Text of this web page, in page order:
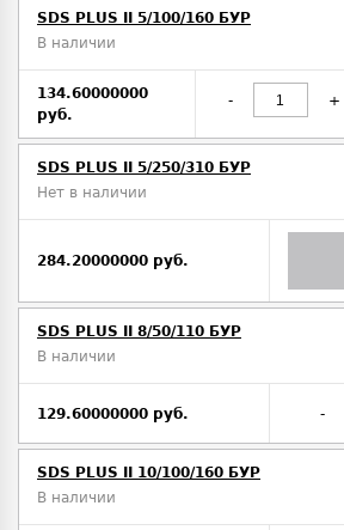
SDS PLUS II 5/100/160 БУР
В наличии
134.60000000
руб.
- +
SDS PLUS II 5/250/310 БУР
Нет в наличии
284.20000000 руб.
SDS PLUS II 8/50/110 БУР
В наличии
129.60000000 руб. -
SDS PLUS II 10/100/160 БУР
В наличии